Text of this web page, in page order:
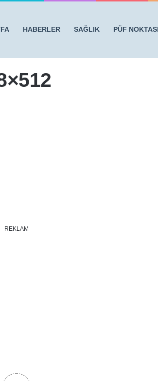
HABERLER SAĞLIK PÜF NOKTASI
REKLAM